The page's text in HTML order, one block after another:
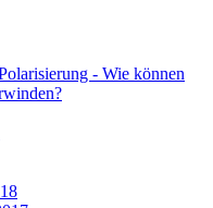
- Wie können